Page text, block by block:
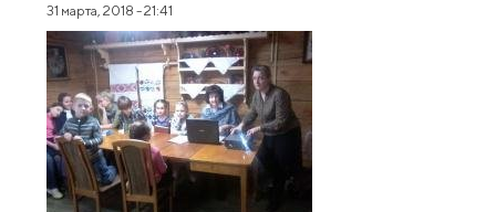
31 марта, 2018 - 21:41